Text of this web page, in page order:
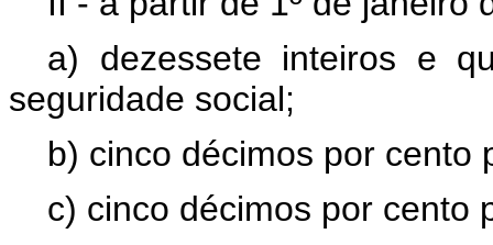
a) dezessete inteiros e
seguridade social;
b) cinco décimos por cento
c) cinco décimos por cento